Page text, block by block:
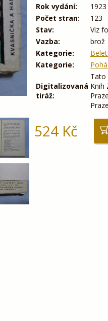
Rok vydání:
1923
Počet stran:
123
Stav:
Viz
Vazba:
brož
Kategorie:
Kategorie:
Digitalizovaná
tiráž:
Tato
Knih
524Kč